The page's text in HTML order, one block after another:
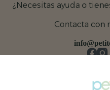
¿Necesitas ayuda o
Contacta con